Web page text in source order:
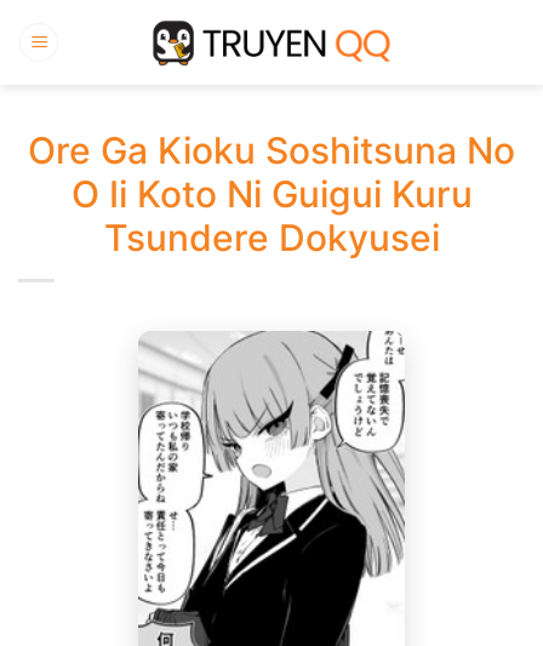
qua
Ore Ga Kioku Soshitsuna No
O Ii Koto Ni Guigui Kuru
Tsundere Dokyusei